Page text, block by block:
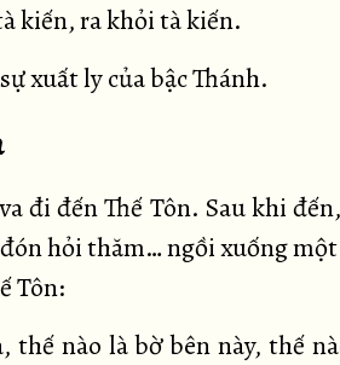
kiến, ra khỏi tà kiến.
xuất ly của bậc Thánh.
đi đến Thế Tôn. Sau khi
hỏi thăm… ngồi xuống
Tôn:
thế nào là bờ bên này, thế